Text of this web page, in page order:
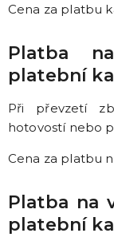
Cena za platbu
Platba
platební
Při převzetí
hotovostí nebo
Cena za platbu
Platba na
platební